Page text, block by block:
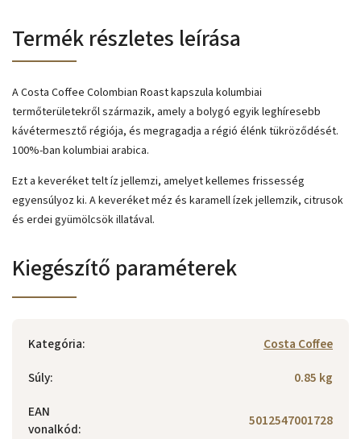
Termék részletes leírása
A Costa Coffee Colombian Roast kapszula kolumbiai
termőterületekről származik, amely a bolygó egyik leghíresebb
kávétermesztő régiója, és megragadja a régió élénk tükröződését.
100%-ban kolumbiai arabica.
Ezt a keveréket telt íz jellemzi, amelyet kellemes frissesség
egyensúlyoz ki. A keveréket méz és karamell ízek jellemzik, citrusok
és erdei gyümölcsök illatával.
Kiegészítő paraméterek
Kategória:
Costa Coffee
Súly:
0.85 kg
EAN
vonalkód: 5012547001728